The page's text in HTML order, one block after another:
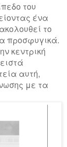
του
ένα
το
προσφυγικά.
κεντρική
αυτή,
με τα